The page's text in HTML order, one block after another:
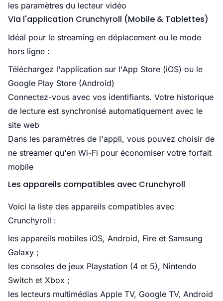
les paramètres du lecteur vidéo
Via l'application Crunchyroll (Mobile & Tablettes)
Idéal pour le streaming en déplacement ou le mode
hors ligne :
Téléchargez l'application sur l'App Store (iOS) ou le
Google Play Store (Android)
Connectez-vous avec vos identifiants. Votre historique
de lecture est synchronisé automatiquement avec le
site web
Dans les paramètres de l'appli, vous pouvez choisir de
ne streamer qu'en Wi-Fi pour économiser votre forfait
mobile
Les appareils compatibles avec Crunchyroll
Voici la liste des appareils compatibles avec
Crunchyroll :
les appareils mobiles iOS, Android, Fire et Samsung
Galaxy ;
les consoles de jeux Playstation (4 et 5), Nintendo
Switch et Xbox ;
les lecteurs multimédias Apple TV, Google TV, Android